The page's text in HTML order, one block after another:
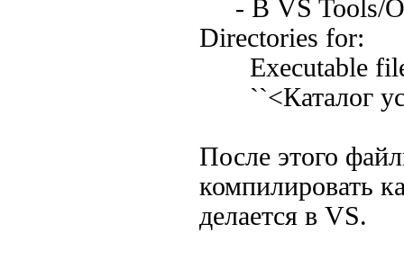
- В VS Tools/
Directories for:
Executable
``<Каталог
После этого
компилировать
делается в VS.